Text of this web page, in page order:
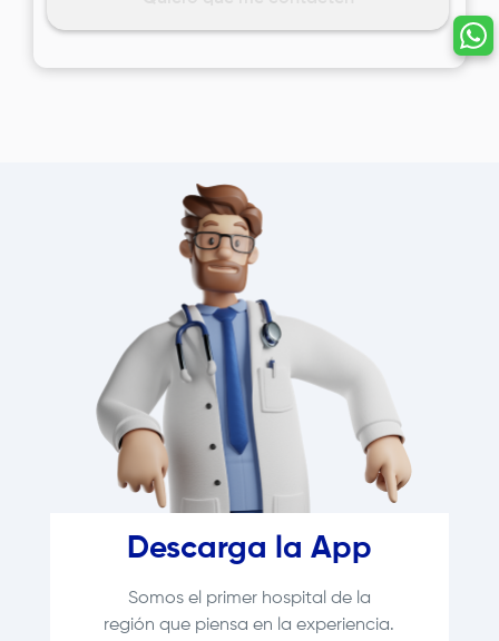
Descarga la App
Somos el primer hospital de la
región que piensa en la experiencia.